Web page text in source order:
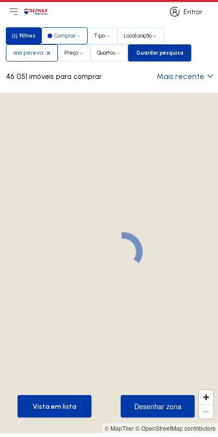
Entrar
Entrar
Abri menu principal
LogoIr para página inicial
Filtros
Filtros Comprar Tipo Localização
ana pereira Preço Quartos Guardar pesquisa
Guardar pesquisa
46 051 imóveis para comprar Mais recente
© MapTiler© OpenStreetMap contributors
Desenhar zona
Desenhar zona
Vista em lista
Vista em lista